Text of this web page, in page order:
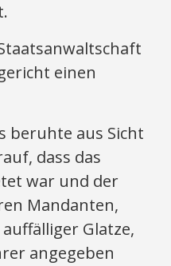
einen
beruhte aus Sicht
dass das
war und der
Mandanten,
Glatze,
angegeben